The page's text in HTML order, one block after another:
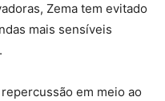
Zema tem evitado
mais sensíveis
em meio ao